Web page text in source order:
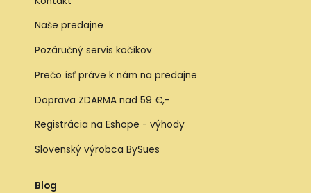
Naše predajne
Pozáručný servis kočíkov
Prečo ísť práve k nám na predajne
Doprava ZDARMA nad 59 €,-
Registrácia na Eshope - výhody
Slovenský výrobca BySues
Blog